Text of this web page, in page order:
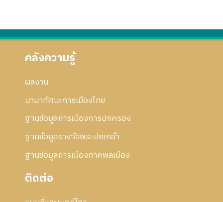
คลังความรู้
ผลงาน
นานาทัศนะการเมืองไทย
ฐานข้อมูลการเมืองการปกครอง
ฐานข้อมูลรางวัลพระปกเกล้า
ฐานข้อมูลการเมืองภาคพลเมือง
ติดต่อ